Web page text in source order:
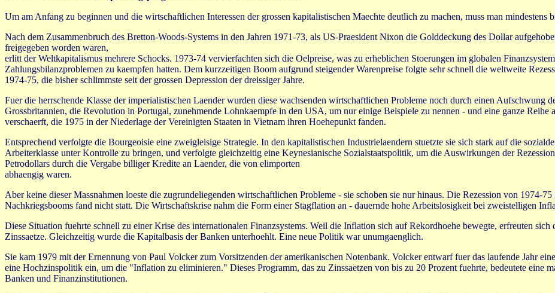
Um am Anfang zu beginnen und die wirtschaftlichen Interessen der grossen kapitalistischen Maechte deutlich zu machen, muss man mindestens
Nach dem Zusammenbruch des Bretton-Woods-Systems in den Jahren 1971-73, als US-Praesident Nixon die Golddeckung des Dollar
freigegeben worden waren,
erlitt der Weltkapitalismus mehrere Schocks. 1973-74 vervierfachten sich die Oelpreise, was zu erheblichen Stoerungen im globalen
Zahlungsbilanzproblemen zu kaempfen hatten. Dem kurzzeitigen Boom aufgrund steigender Warenpreise folgte sehr schnell die weltweite
1974-75, die bisher schlimmste seit der grossen Depression der dreissiger Jahre.
Fuer die herrschende Klasse der imperialistischen Laender wurden diese wachsenden wirtschaftlichen Probleme noch durch einen Aufschwung
Grossbritannien, die Revolution in Portugal, zunehmende Lohnkaempfe in den USA, um nur einige Beispiele zu nennen - und eine ganze
verschaerft, die 1975 in der Niederlage der Vereinigten Staaten in Vietnam ihren Hoehepunkt fanden.
Entsprechend verfolgte die Bourgeoisie eine zweigleisige Strategie. In den kapitalistischen Industrielaendern stuetzte sie sich stark auf die
Arbeiterklasse unter Kontrolle zu bringen, und verfolgte gleichzeitig eine Keynesianische Sozialstaatspolitik, um die Auswirkungen der
Petrodollars durch die Vergabe billiger Kredite an Laender, die von elimporten
abhaengig waren.
Aber keine dieser Massnahmen loeste die zugrundeliegenden wirtschaftlichen Probleme - sie schoben sie nur hinaus. Die Rezession von 1974-
Nachkriegsbooms fand nicht statt. Die Wirtschaftskrise nahm die Form einer Stagflation an - dauernde hohe Arbeitslosigkeit bei zweistelligen
Diese Situation fuehrte schnell zu einer Krise des internationalen Finanzsystems. Weil die Inflation sich auf Rekordhoehe bewegte, erfreuten
Zinssaetze. Gleichzeitig wurde die Kapitalbasis der Banken unterhoehlt. Eine neue Politik war unumgaenglich.
Sie kam 1979 mit der Ernennung von Paul Volcker zum Vorsitzenden der amerikanischen Notenbank. Volcker entwarf fuer das laufende Jahr
eine Hochzinspolitik ein, um die "Inflation zu eliminieren." Dieses Programm, das zu Zinssaetzen von bis zu 20 Prozent fuehrte, bedeutete eine
Banken und Finanzinstitutionen.